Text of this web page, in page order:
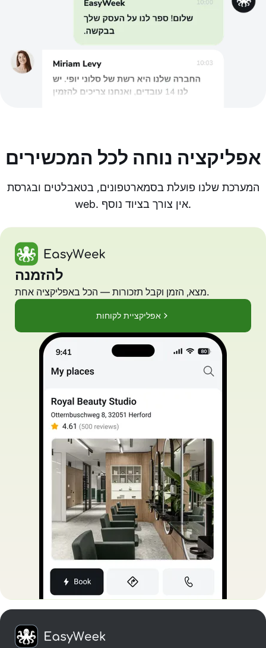
אפליקציה נוחה לכל המכשירים
המערכת שלנו פועלת בסמארטפונים, בטאבלטים ובגרסת
web. אין צורך בציוד נוסף.
להזמנה
מצא, הזמן וקבל תזכורות — הכל באפליקציה אחת.
אפליקציית לקוחות